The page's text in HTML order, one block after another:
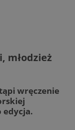
młodzież
wręczenie
edycja.